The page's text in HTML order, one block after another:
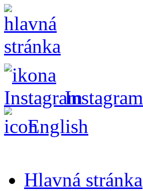
Instagram
English
Hlavná stránka